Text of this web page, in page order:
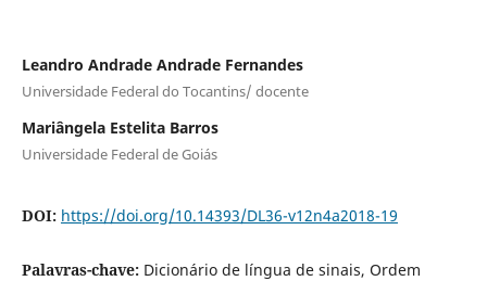
Leandro Andrade Andrade Fernandes
Universidade Federal do Tocantins/ docente
Mariângela Estelita Barros
Universidade Federal de Goiás
DOI: https://doi.org/10.14393/DL36-v12n4a2018-19
Palavras-chave: Dicionário de língua de sinais, Ordem